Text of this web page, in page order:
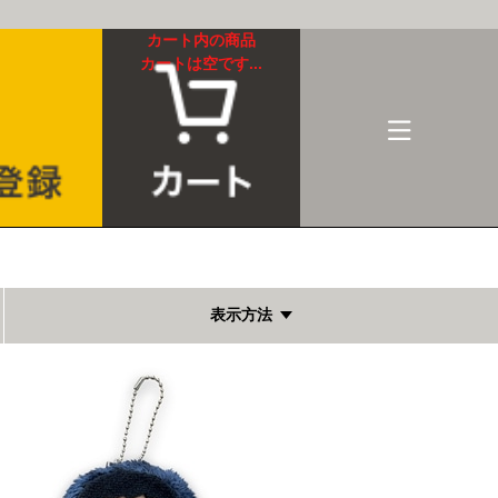
カート内の商品
カートは空です...
表示方法